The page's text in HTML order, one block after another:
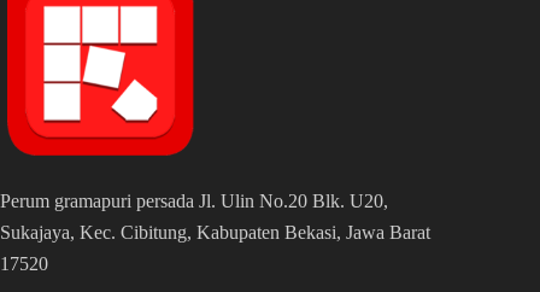
Perum gramapuri persada Jl. Ulin No.20 Blk. U20,
Sukajaya, Kec. Cibitung, Kabupaten Bekasi, Jawa Barat
17520